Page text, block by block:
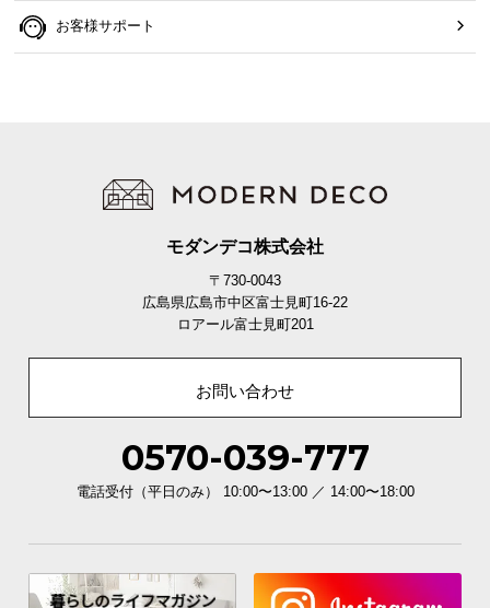
お客様サポート
モダンデコ株式会社
〒730-0043
広島県広島市中区富士見町16-22
ロアール富士見町201
お問い合わせ
0570-039-777
電話受付（平日のみ） 10:00〜13:00 ／ 14:00〜18:00